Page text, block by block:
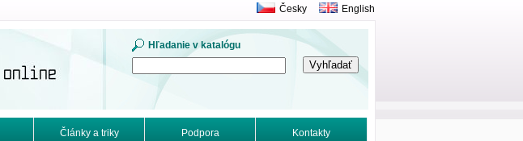
Hľadanie v katalógu
Česky English
Články a triky Podpora Kontakty